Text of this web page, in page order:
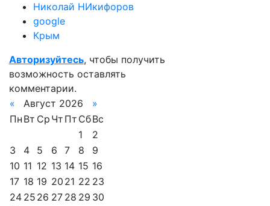
Николай НИкифоров
google
Крым
Авторизуйтесь, чтобы получить
возможность оставлять
комментарии.
«
Август 2026
»
Пн Вт Ср Чт Пт СбВс
1
2
3
4 5 6 7 8
9
10 11 12 13 14 15 16
17 18 19 20 21 22 23
24 25 26 27 28 29 30